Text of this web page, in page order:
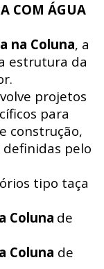
COM ÁGUA
na Coluna, a
estrutura da
projetos
para
construção,
pelo
tipo taça
Coluna de
Coluna de